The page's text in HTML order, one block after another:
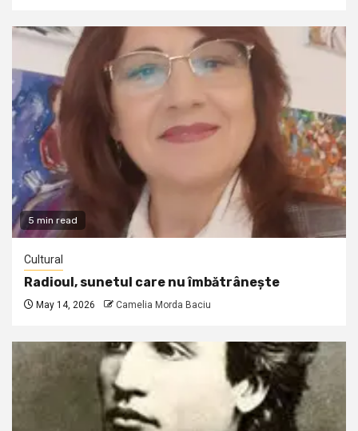
5 min read
Cultural
Radioul, sunetul care nu îmbătrânește
May 14, 2026 Camelia Morda Baciu